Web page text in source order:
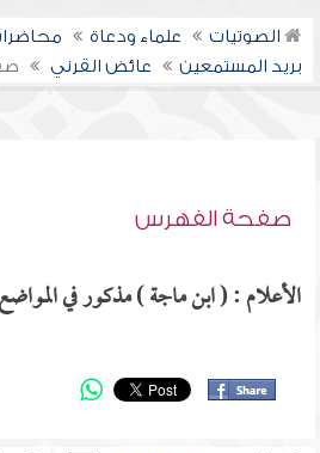
الصوتيات علماء ودعاة
بريد المستمعين
عائض القرني
صفحة الفهرس
الأعلام : ( ابن ماجة ) مذكور في المواضع